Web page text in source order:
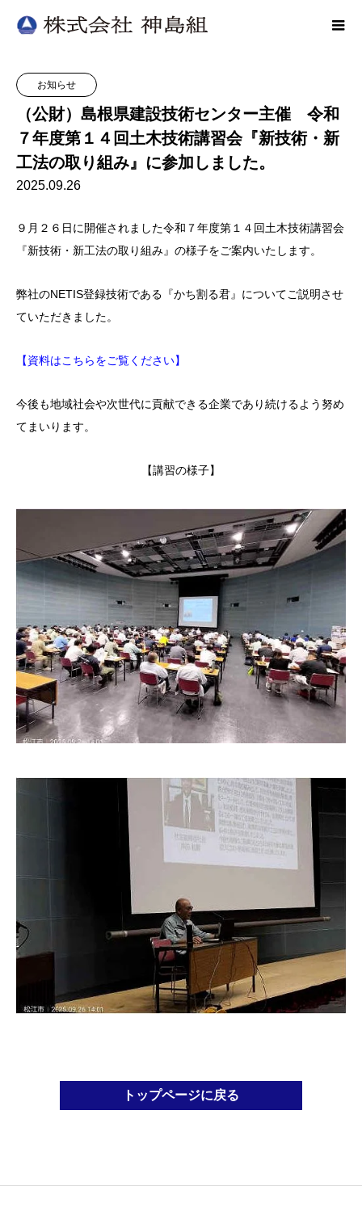
お知らせ
（公財）島根県建設技術センター主催 令和
７年度第１４回土木技術講習会『新技術・新
工法の取り組み』に参加しました。
2025.09.26
９月２６日に開催されました令和７年度第１４回土木技術講習会
『新技術・新工法の取り組み』の様子をご案内いたします。
弊社のNETIS登録技術である『かち割る君』についてご説明させ
ていただきました。
【資料はこちらをご覧ください】
今後も地域社会や次世代に貢献できる企業であり続けるよう努め
てまいります。
【講習の様子】
トップページに戻る